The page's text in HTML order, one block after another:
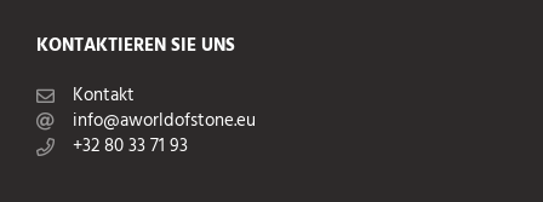
KONTAKTIEREN SIE UNS
Kontakt
info@aworldofstone.eu
+32 80 33 71 93